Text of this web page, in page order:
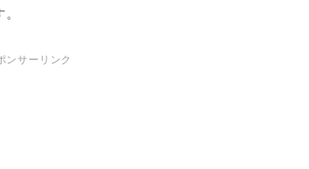
ンサーリンク